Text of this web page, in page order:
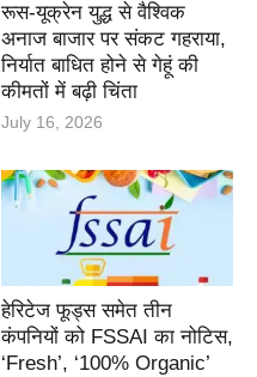
रूस-यूक्रेन युद्ध से वैश्विक
अनाज बाजार पर संकट गहराया,
निर्यात बाधित होने से गेहूं की
कीमतों में बढ़ी चिंता
July 16, 2026
हेरिटेज फूड्स समेत तीन
कंपनियों को FSSAI का नोटिस,
‘Fresh’, ‘100% Organic’